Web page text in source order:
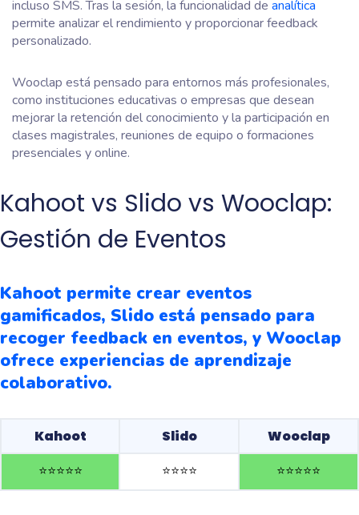
incluso SMS. Tras la sesión, la funcionalidad de analítica
permite analizar el rendimiento y proporcionar feedback
personalizado.
Wooclap está pensado para entornos más profesionales,
como instituciones educativas o empresas que desean
mejorar la retención del conocimiento y la participación en
clases magistrales, reuniones de equipo o formaciones
presenciales y online.
Kahoot vs Slido vs Wooclap:
Gestión de Eventos
Kahoot permite crear eventos
gamificados, Slido está pensado para
recoger feedback en eventos, y Wooclap
ofrece experiencias de aprendizaje
colaborativo.
Kahoot Slido
Wooclap
⭐️⭐️⭐️⭐️⭐️ ⭐️⭐️⭐️⭐️ ⭐️⭐️⭐️⭐️⭐️